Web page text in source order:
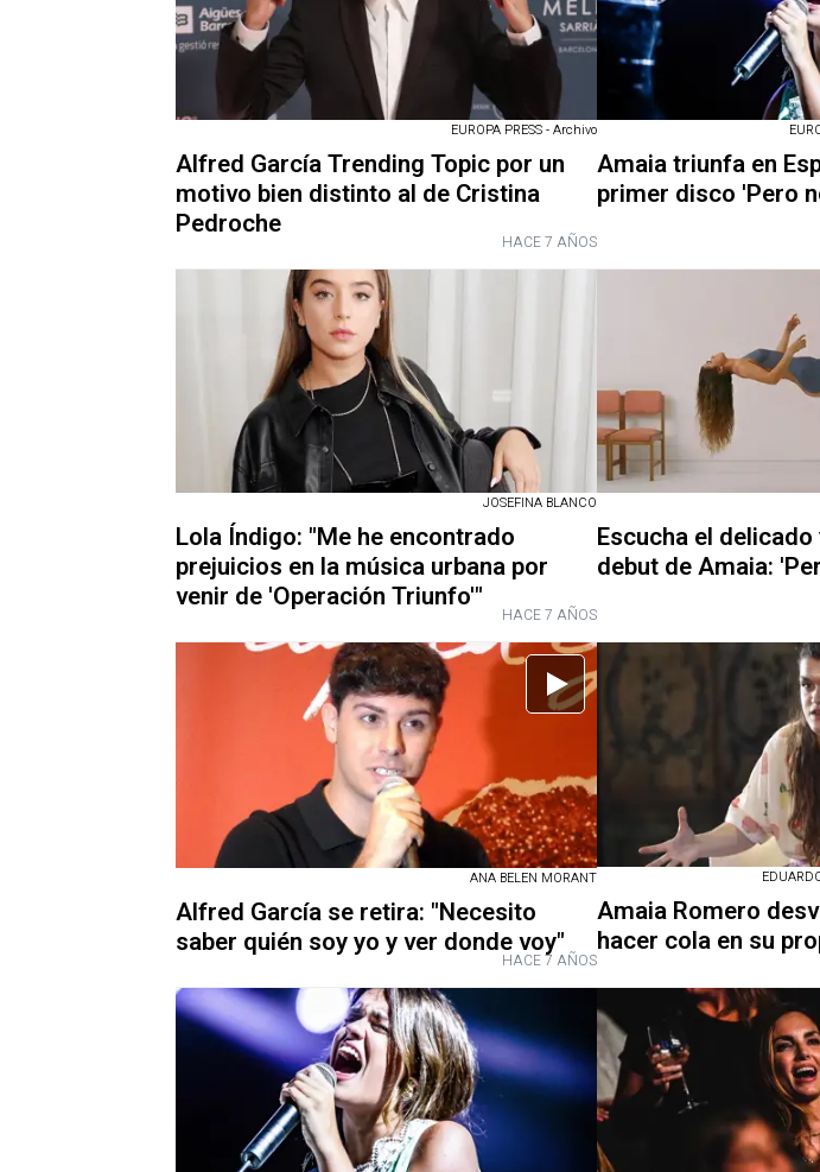
EUROPA PRESS - Archivo
Alfred García Trending Topic por un
motivo bien distinto al de Cristina
Pedroche
HACE 7 AÑOS
Amaia triunfa en
primer disco 'Pero
JOSEFINA BLANCO
Lola Índigo: "Me he encontrado
prejuicios en la música urbana por
venir de 'Operación Triunfo'"
HACE 7 AÑOS
Escucha el
debut de Amaia:
ANA BELEN MORANT
Alfred García se retira: "Necesito
saber quién soy yo y ver donde voy"
HACE 7 AÑOS
Amaia Romero
hacer cola en su